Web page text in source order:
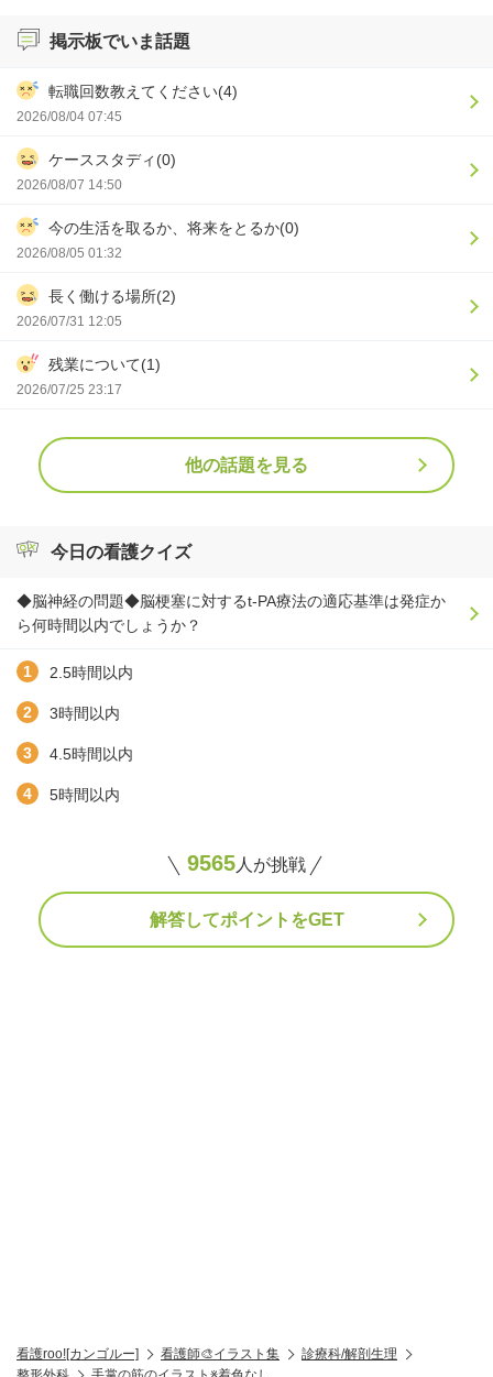
掲示板でいま話題
転職回数教えてください(4)
2026/08/04 07:45
ケーススタディ(0)
2026/08/07 14:50
今の生活を取るか、将来をとるか(0)
2026/08/05 01:32
長く働ける場所(2)
2026/07/31 12:05
残業について(1)
2026/07/25 23:17
他の話題を見る
今日の看護クイズ
◆脳神経の問題◆脳梗塞に対するt-PA療法の適応基準は発症か
ら何時間以内でしょうか？
2.5時間以内
3時間以内
4.5時間以内
5時間以内
9565 人が挑戦
解答してポイントをGET
看護roo![カンゴルー] 看護師🎨イラスト集
診療科/解剖生理